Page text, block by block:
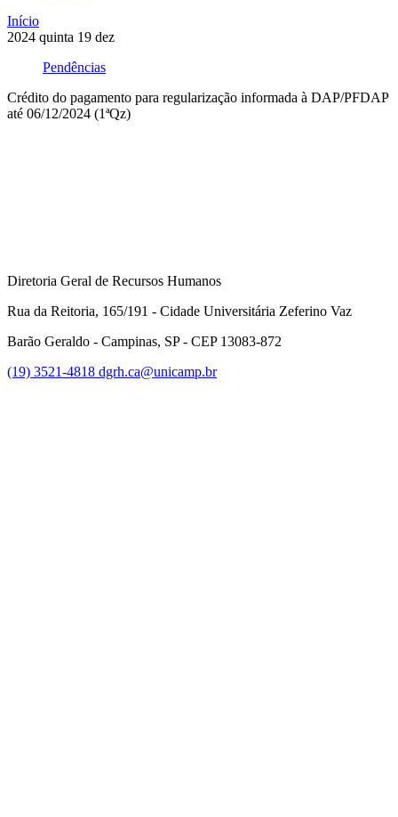
Início
2024 quinta 19 dez
Pendências
Crédito do pagamento para regularização informada à DAP/PFDAP
até 06/12/2024 (1ªQz)
Diretoria Geral de Recursos Humanos
Rua da Reitoria, 165/191 - Cidade Universitária Zeferino Vaz
Barão Geraldo - Campinas, SP - CEP 13083-872
(19) 3521-4818 dgrh.ca@unicamp.br